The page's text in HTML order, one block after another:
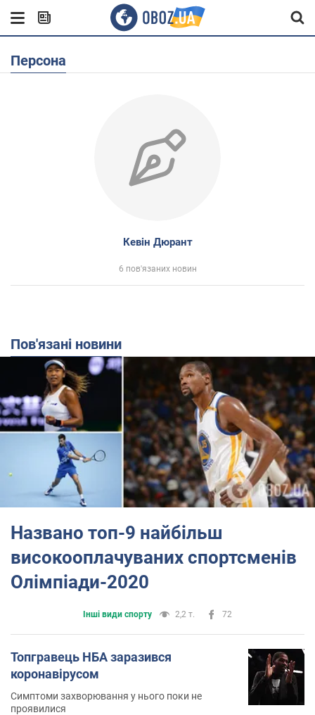
Персона
Кевін Дюрант
6 пов'язаних новин
Пов'язані новини
Названо топ-9 найбільш
високооплачуваних спортсменів
Олімпіади-2020
Інші види спорту 2,2 т. 72
Топгравець НБА заразився
коронавірусом
Симптоми захворювання у нього поки не
проявилися